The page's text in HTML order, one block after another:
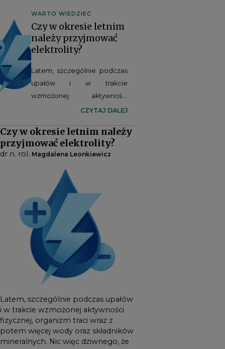
WARTO WIEDZIEĆ
Czy w okresie letnim
należy przyjmować
elektrolity?
Latem, szczególnie podczas
upałów i w trakcie
wzmożonej aktywności
fizycznej, organizm traci wraz
składników mineralnych. Nic
więc dziwnego, że w tym
okresie gwałtownie rośnie
popularność preparatów
elektrolitowych. Przekazy
marketingowe często
sugerują, że wysoka
temperatura sama w sobie
stanowi wskazanie do ich
stosowania. Czy rzeczywiście
tak jest?
CZYTAJ DALEJ
Czy w okresie letnim należy
przyjmować elektrolity?
dr n. rol. Magdalena Leonkiewicz
Latem, szczególnie podczas upałów
i w trakcie wzmożonej aktywności
fizycznej, organizm traci wraz z
potem więcej wody oraz składników
mineralnych. Nic więc dziwnego, że